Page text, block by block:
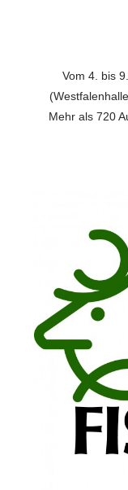
Vom 4. bis
Mehr als 720